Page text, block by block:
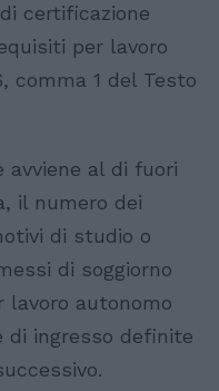
certificazione
per lavoro
comma 1 del Testo
avviene al di fuori
il numero dei
di studio o
di soggiorno
lavoro autonomo
di ingresso definite